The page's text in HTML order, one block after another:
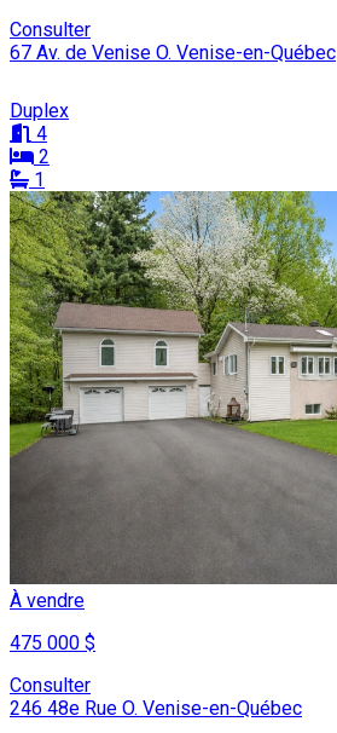
Consulter
67 Av. de Venise O. Venise-en-Québec
Duplex
4
2
1
À vendre
475 000 $
Consulter
246 48e Rue O. Venise-en-Québec